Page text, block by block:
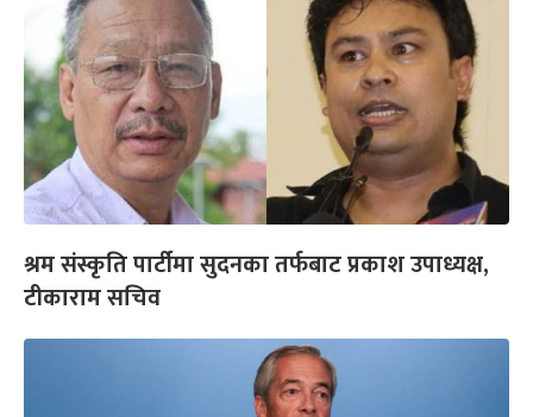
श्रम संस्कृति पार्टीमा सुदनका तर्फबाट प्रकाश उपाध्यक्ष,
टीकाराम सचिव